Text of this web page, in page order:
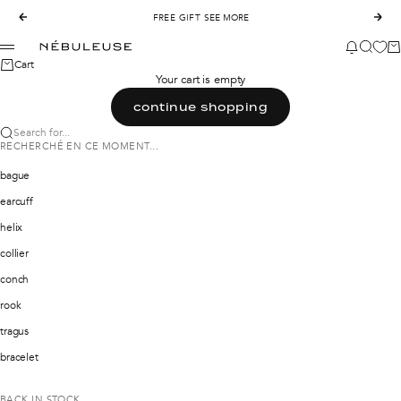
Previous FREE GIFT SEE MORE
Next
Nébuleuse Bijoux
Menu NewsSearch
Cart
Your cart is empty
continue shopping
Search for...
RECHERCHÉ EN CE MOMENT...
bague
earcuff
helix
collier
conch
rook
tragus
bracelet